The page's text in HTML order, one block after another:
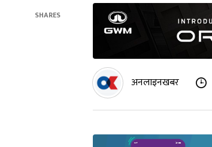
SHARES
अनलाइनखबर